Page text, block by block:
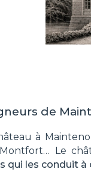
de
à
Le
qui les conduit à